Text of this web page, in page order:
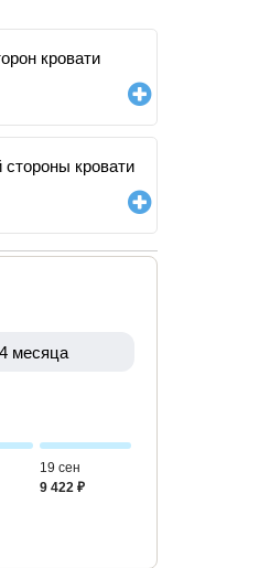
кровати
кровати
4 месяца
19 сен
9 422 ₽